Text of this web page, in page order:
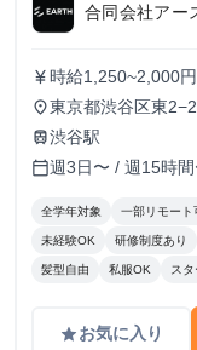
合同会社アー
currency_yen 時給1,250~2,000
place東京都渋谷区東
train渋谷駅
calendar_today週3日〜 / 週15時間
全学年対象 一部リモート
未経験OK 研修制度あり
髪型自由 私服OK ス
gradeお気に入り